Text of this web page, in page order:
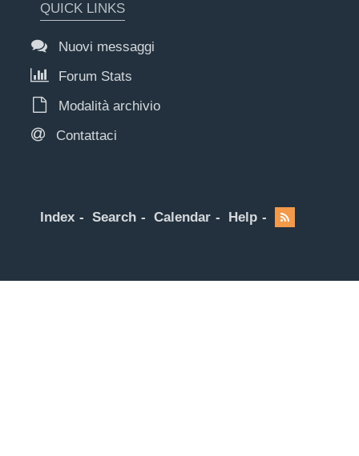
QUICK LINKS
Nuovi messaggi
Forum Stats
Modalità archivio
Contattaci
Index Search Calendar Help